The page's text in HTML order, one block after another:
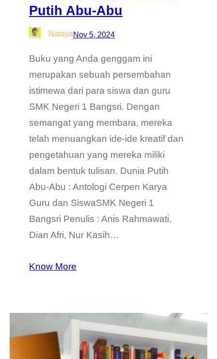
Putih Abu-Abu
NatayaNov 5, 2024
Buku yang Anda genggam ini
merupakan sebuah persembahan
istimewa dari para siswa dan guru
SMK Negeri 1 Bangsri. Dengan
semangat yang membara, mereka
telah menuangkan ide-ide kreatif dan
pengetahuan yang mereka miliki
dalam bentuk tulisan. Dunia Putih
Abu-Abu : Antologi Cerpen Karya
Guru dan SiswaSMK Negeri 1
Bangsri Penulis : Anis Rahmawati,
Dian Afri, Nur Kasih…
Know More